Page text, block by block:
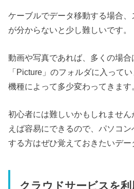
ケーブルでデータ移動する場合
が分からないと少し難しいです。
動画や写真であれば、多くの場
「Picture」のフォルダに入って
機種によって多少変わってきます
初心者には難しいかもしれません
えば容易にできるので、パソコン
する方はぜひ覚えておきたいデー
クラウドサービスを利